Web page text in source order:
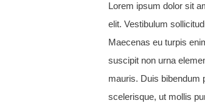
Lorem ipsum dolor sit
elit. Vestibulum
Maecenas eu turpis
suscipit non urna
mauris. Duis bibendum
scelerisque, ut mollis